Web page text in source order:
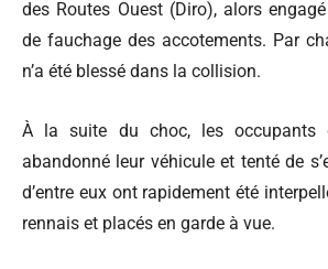
des Routes Ouest (Diro), alors
de fauchage des accotements. Par
n’a été blessé dans la collision.
À la suite du choc, les occupants
abandonné leur véhicule et tenté de
d’entre eux ont rapidement été
rennais et placés en garde à vue.